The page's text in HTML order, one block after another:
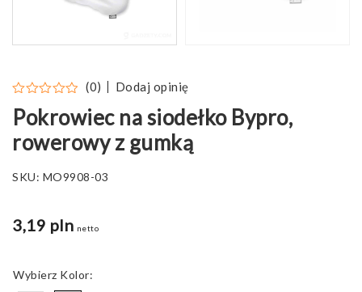
(0) Dodaj opinię
Pokrowiec na siodełko Bypro,
rowerowy z gumką
SKU: MO9908-03
3,19 pln netto
Kolor